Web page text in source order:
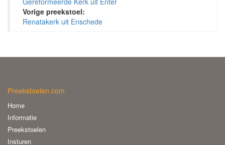
Vorige preekstoel:
Renatakerk uit Enschede
Preekstoelen.com
Home
Informatie
Preekstoelen
Insturen